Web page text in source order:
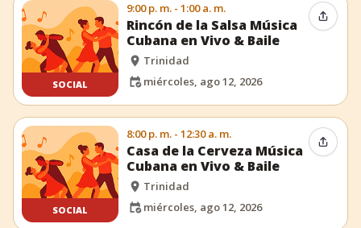
SOCIAL
9:00 p. m. - 1:00 a. m.
Rincón de la Salsa Música
Cubana en Vivo & Baile
Trinidad
miércoles, ago 12, 2026
SOCIAL
8:00 p. m. - 12:30 a. m.
Casa de la Cerveza Música
Cubana en Vivo & Baile
Trinidad
miércoles, ago 12, 2026